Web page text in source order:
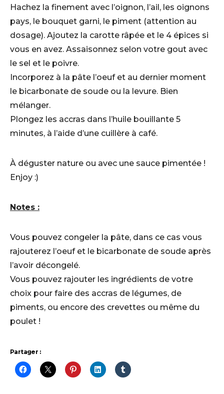
Hachez la finement avec l’oignon, l’ail, les oignons
pays, le bouquet garni, le piment (attention au
dosage). Ajoutez la carotte râpée et le 4 épices si
vous en avez. Assaisonnez selon votre gout avec
le sel et le poivre.
Incorporez à la pâte l’oeuf et au dernier moment
le bicarbonate de soude ou la levure. Bien
mélanger.
Plongez les accras dans l’huile bouillante 5
minutes, à l’aide d’une cuillère à café.
À déguster nature ou avec une sauce pimentée !
Enjoy :)
Notes :
Vous pouvez congeler la pâte, dans ce cas vous
rajouterez l’oeuf et le bicarbonate de soude après
l’avoir décongelé.
Vous pouvez rajouter les ingrédients de votre
choix pour faire des accras de légumes, de
piments, ou encore des crevettes ou même du
poulet !
Partager :